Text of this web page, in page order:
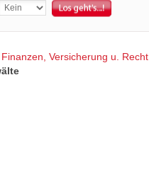
Finanzen, Versicherung u. Recht